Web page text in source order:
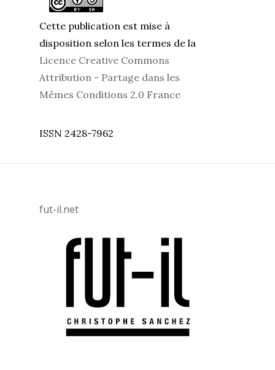
Cette publication est mise à
disposition selon les termes de la
Licence Creative Commons
Attribution - Partage dans les
Mêmes Conditions 2.0 France
ISSN 2428-7962
fut-il.net